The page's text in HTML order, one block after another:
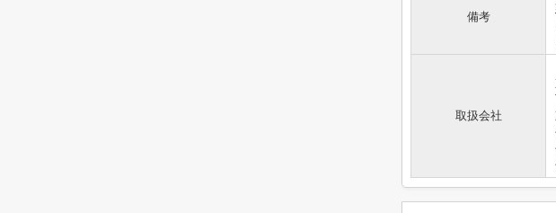
備考
取扱会社